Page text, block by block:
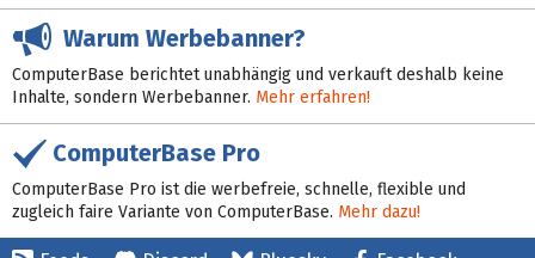
Warum Werbebanner?
ComputerBase berichtet unabhängig und verkauft deshalb keine
Inhalte, sondern Werbebanner. Mehr erfahren!
ComputerBase Pro
ComputerBase Pro ist die werbefreie, schnelle, flexible und
zugleich faire Variante von ComputerBase. Mehr dazu!